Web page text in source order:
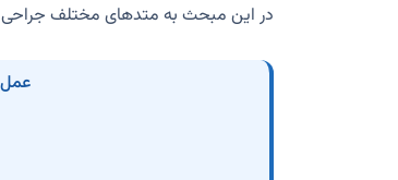
در این مبحث به متدهای مختلف
عمل